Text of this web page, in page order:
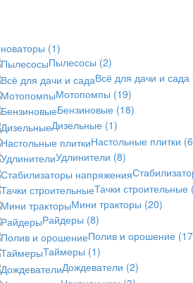
(1)
Пылесосы (2)
Всё для дачи и сада
Мотопомпы (19)
Бензиновые (18)
Дизельные (1)
Настольные плитки
Удлинители (8)
Тачки строительные
Мини тракторы (20)
Райдеры (8)
Полив и орошение
Таймеры (1)
Дождеватели (2)